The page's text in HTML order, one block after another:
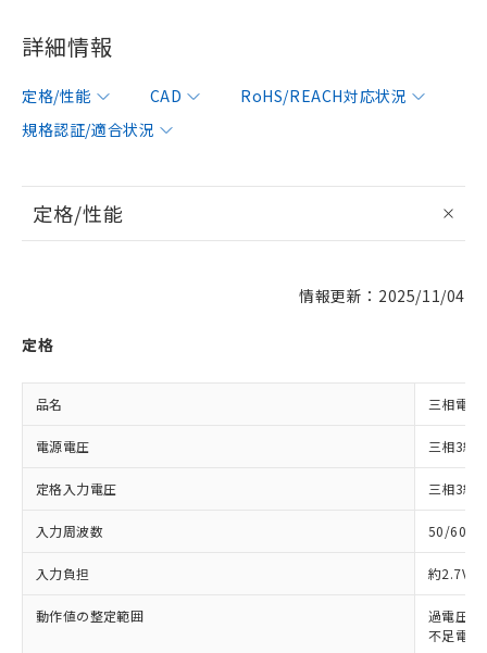
詳細情報
定格/性能 CAD
RoHS/REACH対応状況
規格認証/適合状況
定格/性能
情報更新：2025/11/04
定格
品名 三相電圧
電源電圧 三相3線:
定格入力電圧 三相3線:
入力周波数 50/60Hz
入力負担 約2.7VA
動作値の整定範囲
過電圧:
不足電